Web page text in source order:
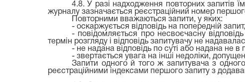
4.8. У разі надходження повторних запитів
журналу зазначається реєстраційний номер
Повторними вважаються запити, у яких:
- оскаржується відповідь на попередній
- повідомляється про несвоєчасну
термін розгляду і відповідь запитувачу не
- не надана відповідь по суті або надана не
- звертається увага на інші недоліки,
Запити одного й того ж запитувача з
реєстраційними індексами першого запиту з